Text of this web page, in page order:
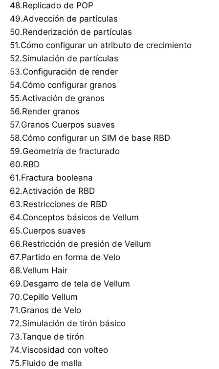
48.Replicado de POP
49.Advección de partículas
50.Renderización de partículas
51.Cómo configurar un atributo de crecimiento
52.Simulación de partículas
53.Configuración de render
54.Cómo configurar granos
55.Activación de granos
56.Render granos
57.Granos Cuerpos suaves
58.Cómo configurar un SIM de base RBD
59.Geometría de fracturado
60.RBD
61.Fractura booleana
62.Activación de RBD
63.Restricciones de RBD
64.Conceptos básicos de Vellum
65.Cuerpos suaves
66.Restricción de presión de Vellum
67.Partido en forma de Velo
68.Vellum Hair
69.Desgarro de tela de Vellum
70.Cepillo Vellum
71.Granos de Velo
72.Simulación de tirón básico
73.Tanque de tirón
74.Viscosidad con volteo
75.Fluido de malla